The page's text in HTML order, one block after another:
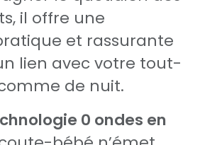
il offre une
et rassurante
lien avec votre tout-
de nuit.
0 ondes en